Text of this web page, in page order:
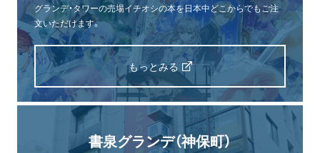
グランデ・タワーの売場イチオシの本を日本中どこからでもご注
文いただけます。
もっとみる
書泉グランデ（神保町）